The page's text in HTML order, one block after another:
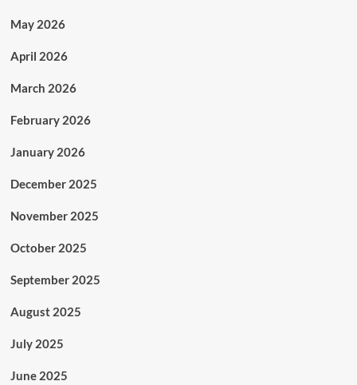
May 2026
April 2026
March 2026
February 2026
January 2026
December 2025
November 2025
October 2025
September 2025
August 2025
July 2025
June 2025